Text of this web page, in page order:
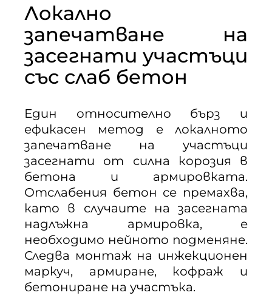
Локално
запечатване на
засегнати участъци
със слаб бетон
Един относително бърз и
ефикасен метод е локалното
запечатване на участъци
засегнати от силна корозия в
бетона и армировката.
Отслабения бетон се премахва,
като в случаите на засегната
надлъжна армировка, е
необходимо нейното подменяне.
Следва монтаж на инжекционен
маркуч, армиране, кофраж и
бетониране на участъка.